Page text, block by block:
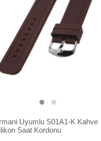
Uyumlu S01A1-K Kahve
Saat Kordonu